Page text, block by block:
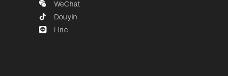
WeChat
Douyin
Line